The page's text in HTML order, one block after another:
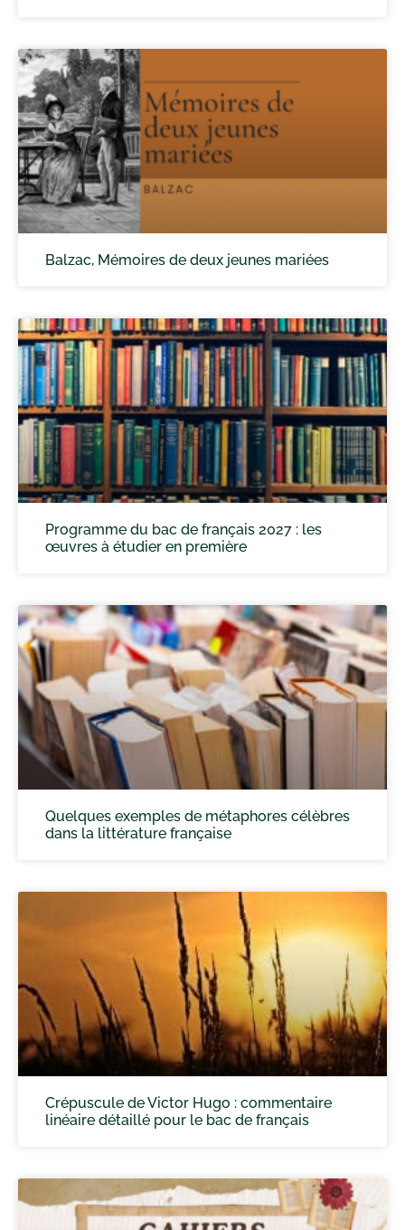
Balzac, Mémoires de deux jeunes mariées
Programme du bac de français 2027 : les
œuvres à étudier en première
Quelques exemples de métaphores célèbres
dans la littérature française
Crépuscule de Victor Hugo : commentaire
linéaire détaillé pour le bac de français